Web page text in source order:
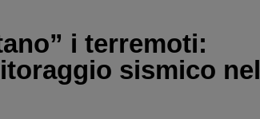
i terremoti:
sismico nel